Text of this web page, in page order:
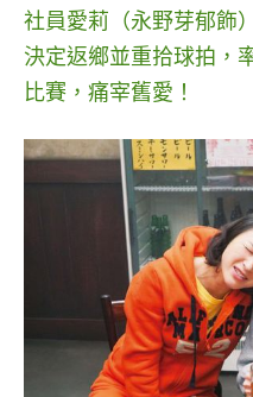
社員愛莉（永野芽郁飾
決定返鄉並重拾球拍，
比賽，痛宰舊愛！